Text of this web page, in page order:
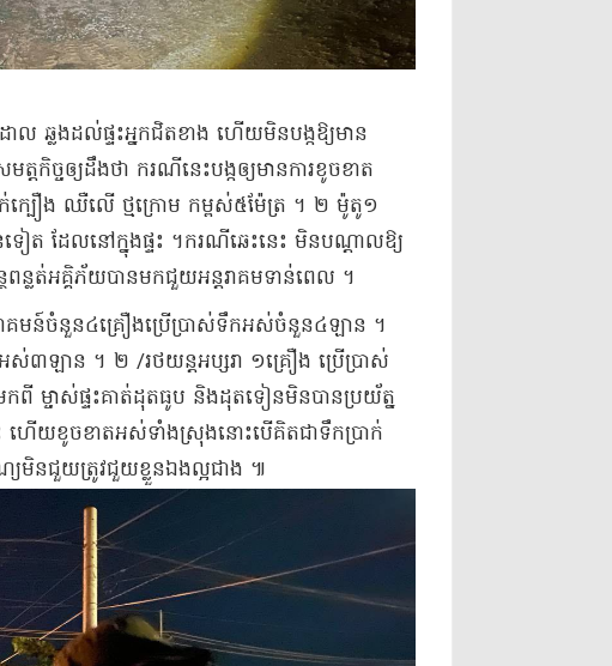
ាល ឆ្លង​ដល់ផ្ទះ​អ្នកជិតខាង ហើយ​មិន​បង្កឱ្យមាន​
កិច្ច​ឲ្យ​ដឹងថា ករណីនេះ​បង្ក​ឲ្យ​មានការ​ខូចខាត​
បឿង ឈឺ​លើ ថ្ម​ក្រោម កម្ពស់​៥​ម៉ែត្រ ។ ២ ម៉ូតូ​១​
ត ដែល​នៅក្នុង​ផ្ទះ ។​ករណី​ឆេះ​នេះ មិន​បណ្ដាលឱ្យ​
លត់​អគ្គិភ័យ​បានមក​ជួយ​អន្ដរា​គម​ទាន់ពេល ។
ាគមន៍​ចំនួន​៤​គ្រឿង​ប្រើប្រាស់​ទឹក​អស់​ចំនួន​៤​ឡាន ។
ស់​៣​ឡាន ។ ២ /​រថយន្ដ​អប្សរា ១​គ្រឿង ប្រើប្រាស់​
ម្ចាស់ផ្ទះ​គាត់​ដុត​ធូប និង​ដុត​ទៀន​មិនបាន​ប្រយ័ត្ន
េះ ហើយ​ខូចខាត​អស់ទាំង​ស្រុង​នោះ​បើ​គិត​ជា​ទឹកប្រាក់​
យ​មិន​ជួយ​ត្រូវ​ជួយ​ខ្លួនឯង​ល្អ​ជាង ៕